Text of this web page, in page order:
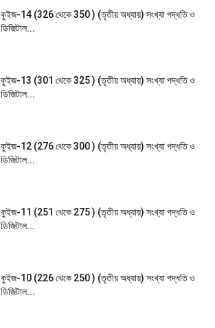
কুইজ-14 (326 থেকে 350 ) (তৃতীয় অধ্যায়) সংখ্যা পদ্ধতি ও
ডিজিটাল...
কুইজ-13 (301 থেকে 325 ) (তৃতীয় অধ্যায়) সংখ্যা পদ্ধতি ও
ডিজিটাল...
কুইজ-12 (276 থেকে 300 ) (তৃতীয় অধ্যায়) সংখ্যা পদ্ধতি ও
ডিজিটাল...
কুইজ-11 (251 থেকে 275 ) (তৃতীয় অধ্যায়) সংখ্যা পদ্ধতি ও
ডিজিটাল...
কুইজ-10 (226 থেকে 250 ) (তৃতীয় অধ্যায়) সংখ্যা পদ্ধতি ও
ডিজিটাল...